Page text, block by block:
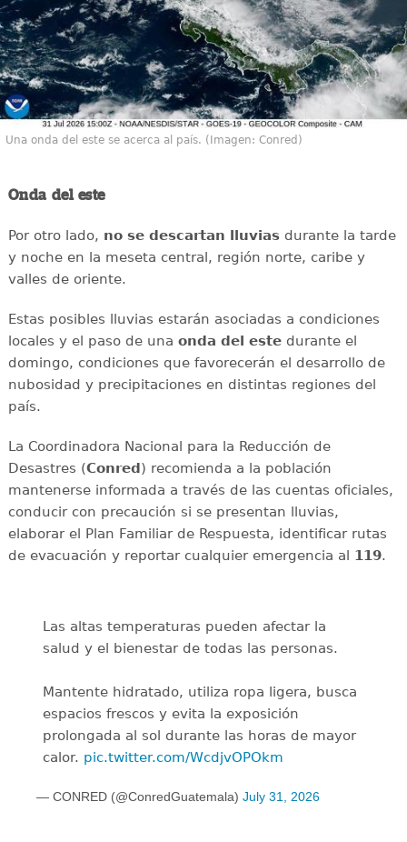
Una onda del este se acerca al país. (Imagen: Conred)
Onda del este
Por otro lado, no se descartan lluviasdurante la tarde
y noche en la meseta central, región norte, caribe y
valles de oriente.
Estas posibles lluvias estarán asociadas a condiciones
locales y el paso de una onda del estedurante el
domingo, condiciones que favorecerán el desarrollo de
nubosidad y precipitaciones en distintas regiones del
país.
La Coordinadora Nacional para la Reducción de
Desastres (Conred) recomienda a la población
mantenerse informada a través de las cuentas oficiales,
conducir con precaución si se presentan lluvias,
elaborar el Plan Familiar de Respuesta, identificar rutas
de evacuación y reportar cualquier emergencia al 119.
Las altas temperaturas pueden afectar la
salud y el bienestar de todas las personas.
Mantente hidratado, utiliza ropa ligera, busca
espacios frescos y evita la exposición
prolongada al sol durante las horas de mayor
calor. pic.twitter.com/WcdjvOPOkm
— CONRED (@ConredGuatemala) July 31, 2026